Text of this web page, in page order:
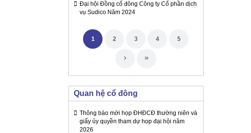
Đại hội Đồng cổ đông Công ty Cổ phần dịch
vụ Sudico Năm 2024
1 2 3 4 5
Quan hệ cổ đông
Thông báo mời họp ĐHĐCĐ thường niên và
giấy ủy quyền tham dự họp đại hội năm
2026